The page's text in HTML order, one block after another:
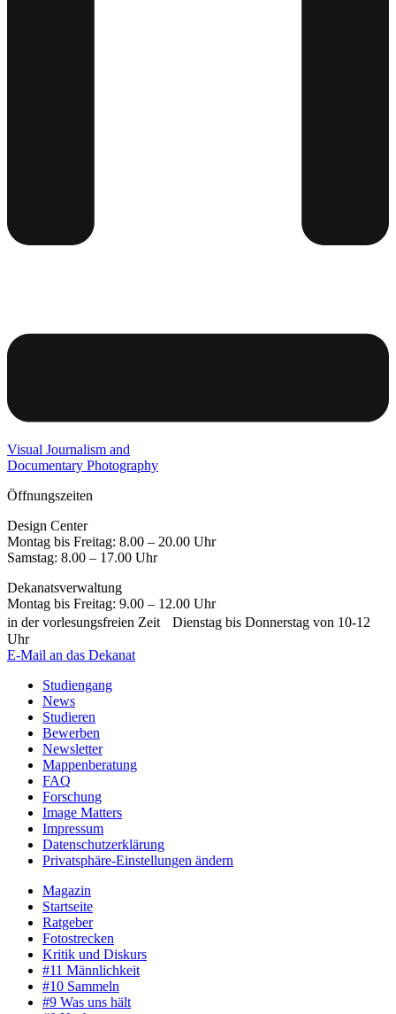
Visual Journalism and
Documentary Photography
Öffnungszeiten
Design Center
Montag bis Freitag: 8.00 – 20.00 Uhr
Samstag: 8.00 – 17.00 Uhr
Dekanatsverwaltung
Montag bis Freitag: 9.00 – 12.00 Uhr
in der vorlesungsfreien Zeit Dienstag bis Donnerstag von 10-12
Uhr
E-Mail an das Dekanat
Studiengang
News
Studieren
Bewerben
Newsletter
Mappenberatung
FAQ
Forschung
Image Matters
Impressum
Datenschutzerklärung
Privatsphäre-Einstellungen ändern
Magazin
Startseite
Ratgeber
Fotostrecken
Kritik und Diskurs
#11 Männlichkeit
#10 Sammeln
#9 Was uns hält